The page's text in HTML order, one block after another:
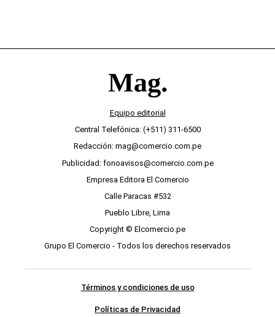
Equipo editorial
Central Telefónica: (+511) 311-6500
Redacción: mag@comercio.com.pe
Publicidad: fonoavisos@comercio.com.pe
Empresa Editora El Comercio
Calle Paracas #532
Pueblo Libre, Lima
Copyright © Elcomercio.pe
Grupo El Comercio - Todos los derechos reservados
Términos y condiciones de uso
Políticas de Privacidad